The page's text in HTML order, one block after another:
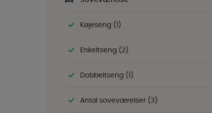
Køjeseng (1)
Enkeltseng (2)
Dobbeltseng (1)
Antal soveværelser (3)